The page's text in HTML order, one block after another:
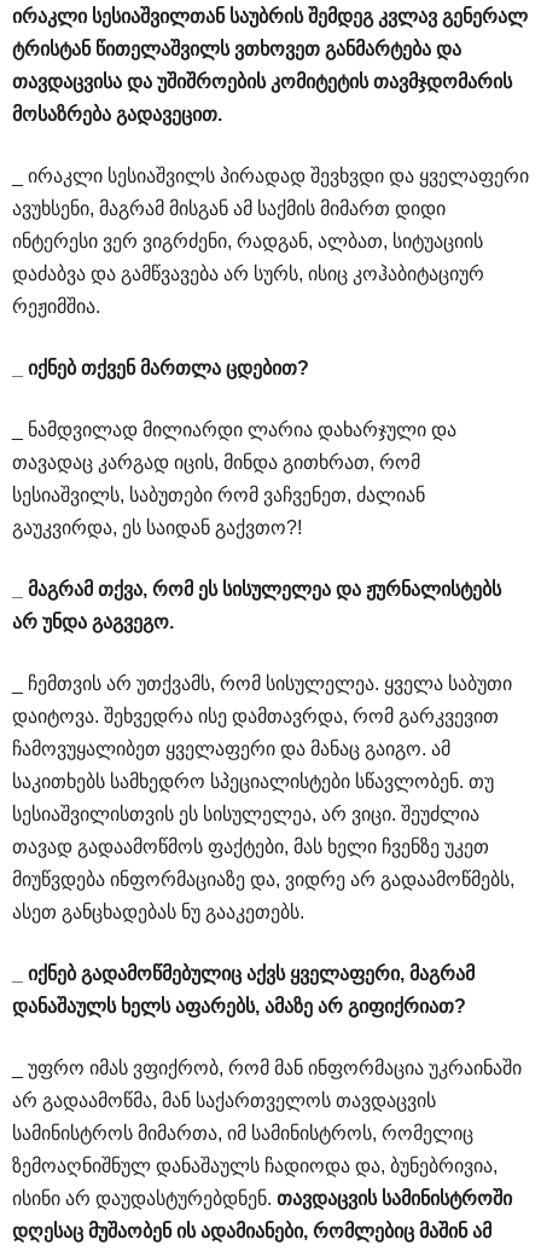
ირაკლი სესიაშვილთან საუბრის შემდეგ კვლავ გენერალ
ტრისტან წითელაშვილს ვთხოვეთ განმარტება და
თავდაცვისა და უშიშროების კომიტეტის თავმჯდომარის
მოსაზრება გადავეცით.
_ ირაკლი სესიაშვილს პირადად შევხვდი და ყველაფერი
ავუხსენი, მაგრამ მისგან ამ საქმის მიმართ დიდი
ინტერესი ვერ ვიგრძენი, რადგან, ალბათ, სიტუაციის
დაძაბვა და გამწვავება არ სურს, ისიც კოჰაბიტაციურ
რეჟიმშია.
იქნებ თქვენ მართლა ცდებით?
_ ნამდვილად მილიარდი ლარია დახარჯული და
თავადაც კარგად იცის, მინდა გითხრათ, რომ
სესიაშვილს, საბუთები რომ ვაჩვენეთ, ძალიან
გაუკვირდა, ეს საიდან გაქვთო?!
მაგრამ თქვა, რომ ეს სისულელეა და ჟურნალისტებს
არ უნდა გაგვეგო.
_ ჩემთვის არ უთქვამს, რომ სისულელეა. ყველა საბუთი
დაიტოვა. შეხვედრა ისე დამთავრდა, რომ გარკვევით
ჩამოვუყალიბეთ ყველაფერი და მანაც გაიგო. ამ
საკითხებს სამხედრო სპეციალისტები სწავლობენ. თუ
სესიაშვილისთვის ეს სისულელეა, არ ვიცი. შეუძლია
თავად გადაამოწმოს ფაქტები, მას ხელი ჩვენზე უკეთ
მიუწვდება ინფორმაციაზე და, ვიდრე არ გადაამოწმებს,
ასეთ განცხადებას ნუ გააკეთებს.
იქნებ გადამოწმებულიც აქვს ყველაფერი, მაგრამ
დანაშაულს ხელს აფარებს, ამაზე არ გიფიქრიათ?
_ უფრო იმას ვფიქრობ, რომ მან ინფორმაცია უკრაინაში
არ გადაამოწმა, მან საქართველოს თავდაცვის
სამინისტროს მიმართა, იმ სამინისტროს, რომელიც
ზემოაღნიშნულ დანაშაულს ჩადიოდა და, ბუნებრივია,
ისინი არ დაუდასტურებდნენ. თავდაცვის სამინისტროში
დღესაც მუშაობენ ის ადამიანები, რომლებიც მაშინ ამ